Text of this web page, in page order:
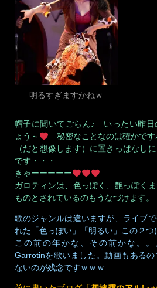
明るすぎますかねｗ
帽子に聞いてごらん♪ いったい昨日
ょう～
秘密なことなのは確かで
（だと想像します）に置きっぱなし
です・・・
きゃーーーーー
ガロティンは、色っぽく、艶っぽく
ものとされているのもうなづけます。
歌のジャンルは違いますが、ライブ
れた「色っぽい」「明るい」この２つ
この前の年かな、その前かな。
Garrotinを歌いました。動画もある
ないのが残念ですｗｗｗ